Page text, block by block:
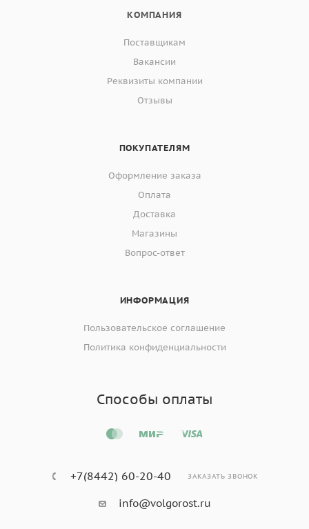
КОМПАНИЯ
Поставщикам
Вакансии
Реквизиты компании
Отзывы
ПОКУПАТЕЛЯМ
Оформление заказа
Оплата
Доставка
Магазины
Вопрос-ответ
ИНФОРМАЦИЯ
Пользовательское соглашение
Политика конфиденциальности
Способы оплаты
+7(8442) 60-20-40 ЗАКАЗАТЬ ЗВОНОК
info@volgorost.ru